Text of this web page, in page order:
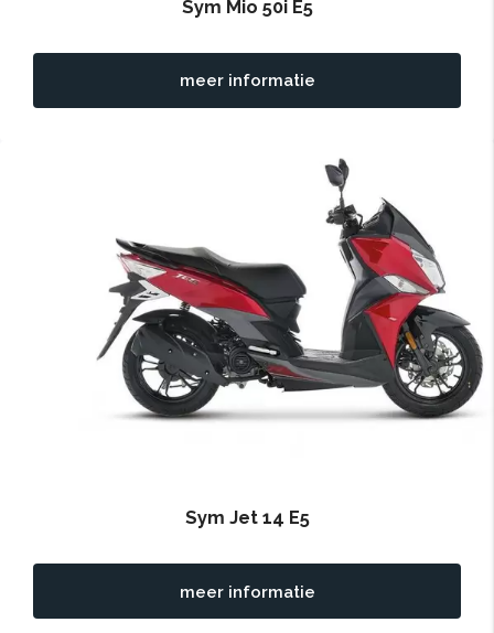
Sym Mio 50i E5
meer informatie
Sym Jet 14 E5
meer informatie